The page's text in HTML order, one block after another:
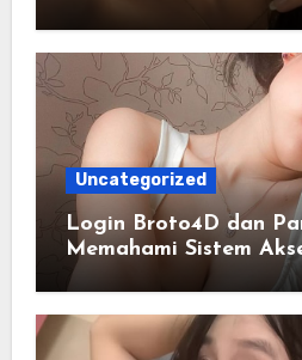
Uncategorized
Login Broto4D dan
Memahami Sistem